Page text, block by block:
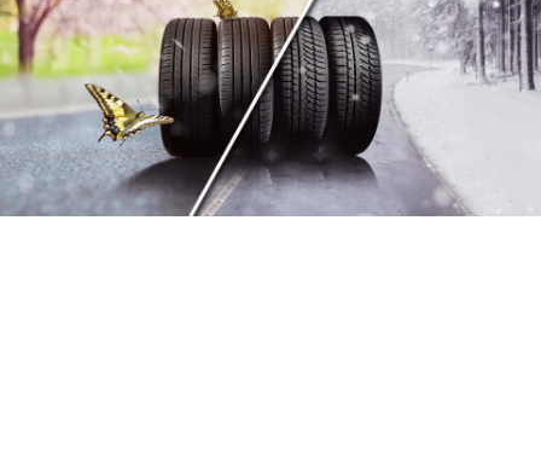
Bestel voordelig all season banden
Gratis bezorgd of montage bij jou in de buurt
Seizoen:
Merken: